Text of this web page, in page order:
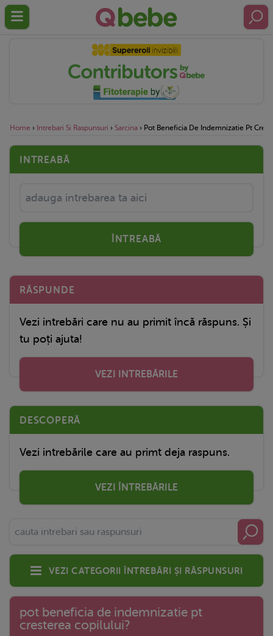
Home › Intrebari Si Raspunsuri › Sarcina › Pot Beneficia De Indemnizatie Pt
INTREABĂ
ÎNTREABĂ
RĂSPUNDE
Vezi intrebări care nu au primit încă răspuns. Și
tu poți ajuta!
VEZI INTREBĂRILE
DESCOPERĂ
Vezi intrebările care au primt deja raspuns.
VEZI ÎNTREBĂRILE
Vezi categorii întrebări și răspunsuri
pot beneficia de indemnizatie pt
cresterea copilului?